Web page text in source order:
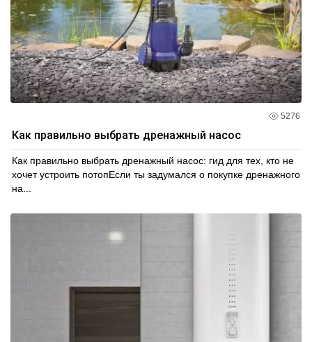
5276
Как правильно выбрать дренажный насос
Как правильно выбрать дренажный насос: гид для тех, кто не
хочет устроить потопЕсли ты задумался о покупке дренажного
на...